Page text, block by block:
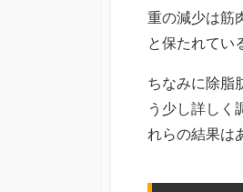
重の減少は筋
と保たれてい
ちなみに除脂
う少し詳しく
れらの結果は